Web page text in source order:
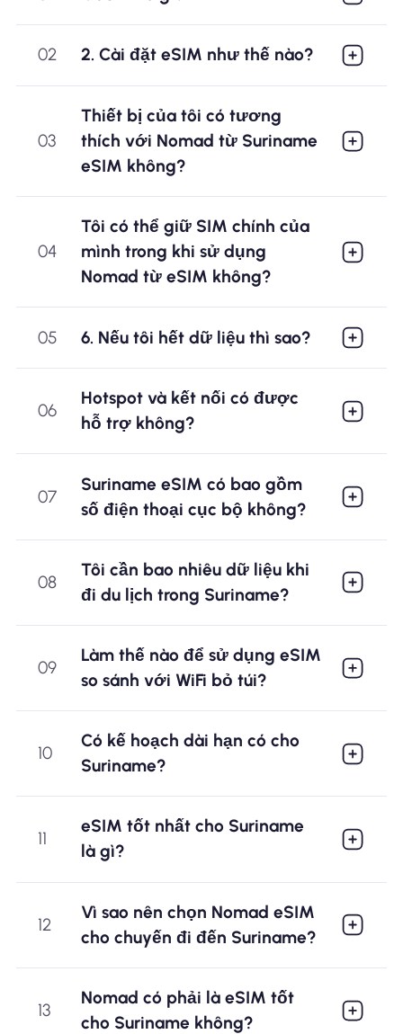
02 2. Cài đặt eSIM như thế nào?
03
Thiết bị của tôi có tương
thích với Nomad từ Suriname
eSIM không?
04
Tôi có thể giữ SIM chính của
mình trong khi sử dụng
Nomad từ eSIM không?
05 6. Nếu tôi hết dữ liệu thì sao?
06
Hotspot và kết nối có được
hỗ trợ không?
07
Suriname eSIM có bao gồm
số điện thoại cục bộ không?
08
Tôi cần bao nhiêu dữ liệu khi
đi du lịch trong Suriname?
09
Làm thế nào để sử dụng eSIM
so sánh với WiFi bỏ túi?
10
Có kế hoạch dài hạn có cho
Suriname?
11
eSIM tốt nhất cho Suriname
là gì?
12
Vì sao nên chọn Nomad eSIM
cho chuyến đi đến Suriname?
13
Nomad có phải là eSIM tốt
cho Suriname không?